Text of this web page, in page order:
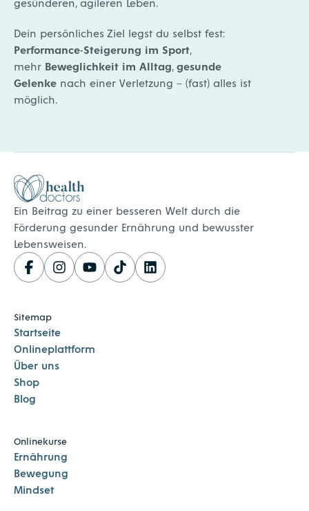
Dein persönliches Ziel legst du selbst fest:
Performance-Steigerung im Sport,
mehr Beweglichkeit im Alltag, gesunde
Gelenke nach einer Verletzung – (fast) alles ist
möglich.
Healthdoctors
Ein Beitrag zu einer besseren Welt durch die
Förderung gesunder Ernährung und bewusster
Lebensweisen.
Sitemap
Startseite
Onlineplattform
Über uns
Shop
Blog
Onlinekurse
Ernährung
Bewegung
Mindset